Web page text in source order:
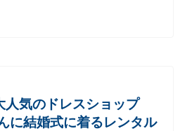
人気のドレスショップ
に結婚式に着るレンタル